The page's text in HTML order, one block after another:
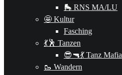
🛼 RNS MA/LU
🤩 Kultur
Fasching
💃🕺 Tanzen
😎🔫💃 Tanz Mafia
🥾 Wandern